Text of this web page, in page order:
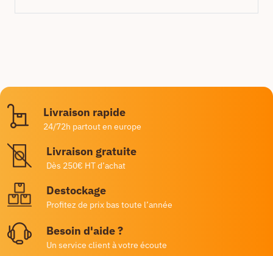
Livraison rapide
24/72h partout en europe
Livraison gratuite
Dès 250€ HT d’achat
Destockage
Profitez de prix bas toute l’année
Besoin d'aide ?
Un service client à votre écoute